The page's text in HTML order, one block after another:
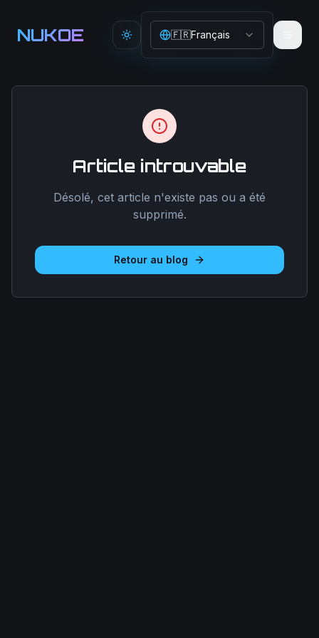
NUKOE Toggle theme
🇫🇷Français
Article introuvable
Désolé, cet article n'existe pas ou a été
supprimé.
Retour au blog